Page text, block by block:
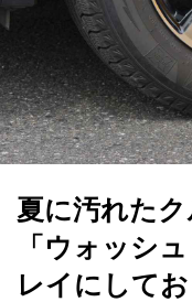
夏に汚れた
「ウォッシ
レイにして